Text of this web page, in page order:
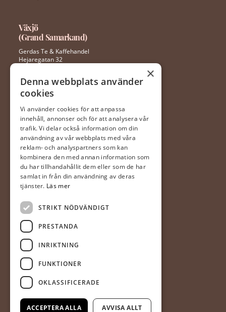
Växjö
(Grand Samarkand)
Gerdas Te & Kaffehandel
Hejaregatan 32
0470 – 281 44
Mån-fre 10:00 – 20:00
Lördag 10:00 – 18:00
Söndag 10:00 – 18:00
Halmstad
(Hallarna)
Gerdas Te & Kaffehandel
Prästvägen 1
302 63 Halmstad
035-20 20 340
mia@gerdaste.se
Mån-fre 10:00 – 20:00
Lör – sön 10:00 – 18:00
×
Denna webbplats använder
cookies
Vi använder cookies för att anpassa
innehåll, annonser och för att analysera vår
trafik. Vi delar också information om din
användning av vår webbplats med våra
reklam- och analyspartners som kan
kombinera den med annan information som
du har tillhandahållit dem eller som de har
samlat in från din användning av deras
tjänster. Läs mer
STRIKT NÖDVÄNDIGT
PRESTANDA
INRIKTNING
FUNKTIONER
OKLASSIFICERADE
ACCEPTERA ALLA AVVISA ALLT